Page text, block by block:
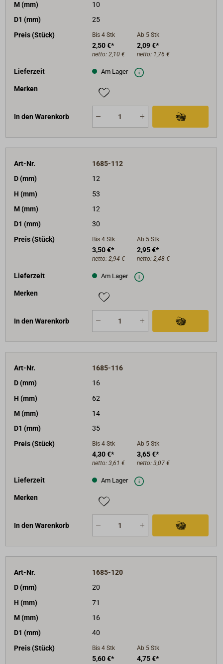
M (mm)
10
D1 (mm)
25
Preis (Stück)
Bis 4 Stk
2,50 €*
netto: 2,10 €
Ab 5 Stk
2,09 €*
netto: 1,76 €
Lieferzeit Am Lager
Merken
In den Warenkorb
Art-Nr.
1685-112
D (mm)
12
H (mm)
53
M (mm)
12
D1 (mm)
30
Preis (Stück)
Bis 4 Stk
3,50 €*
netto: 2,94 €
Ab 5 Stk
2,95 €*
netto: 2,48 €
Lieferzeit Am Lager
Merken
In den Warenkorb
Art-Nr.
1685-116
D (mm)
16
H (mm)
62
M (mm)
14
D1 (mm)
35
Preis (Stück)
Bis 4 Stk
4,30 €*
netto: 3,61 €
Ab 5 Stk
3,65 €*
netto: 3,07 €
Lieferzeit Am Lager
Merken
In den Warenkorb
Art-Nr.
1685-120
D (mm)
20
H (mm)
71
M (mm)
16
D1 (mm)
40
Preis (Stück)
Bis 4 Stk
5,60 €*
Ab 5 Stk
4,75 €*